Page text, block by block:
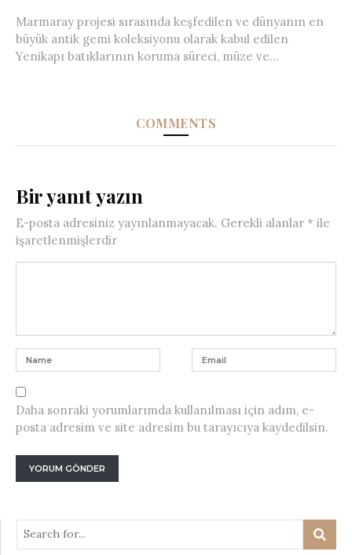
Marmaray projesi sırasında keşfedilen ve dünyanın en
büyük antik gemi koleksiyonu olarak kabul edilen
Yenikapı batıklarının koruma süreci, müze ve...
COMMENTS
Bir yanıt yazın
E-posta adresiniz yayınlanmayacak. Gerekli alanlar * ile
işaretlenmişlerdir
Daha sonraki yorumlarımda kullanılması için adım, e-
posta adresim ve site adresim bu tarayıcıya kaydedilsin.